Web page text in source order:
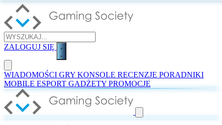
ZALOGUJ SIĘ
WIADOMOŚCI GRY KONSOLE RECENZJE PORADNIKI
MOBILE ESPORT GADŻETY PROMOCJE